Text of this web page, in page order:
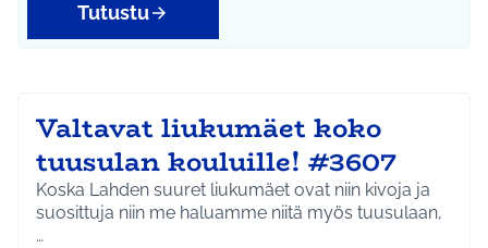
Tutustu
Valtavat liukumäet koko
tuusulan kouluille! #3607
Koska Lahden suuret liukumäet ovat niin kivoja ja
suosittuja niin me haluamme niitä myös tuusulaan,
…